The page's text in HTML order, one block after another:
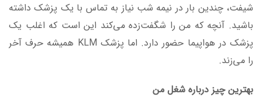
شیفت، چندین بار در نیمه شب نیاز به تماس با یک پزشک داشته
باشید. آنچه که من را شگفت‌زده می‌کند این است که اغلب یک
پزشک در هواپیما حضور دارد. اما پزشک KLM همیشه حرف آخر
را می‌زند.
بهترین چیز درباره شغل من